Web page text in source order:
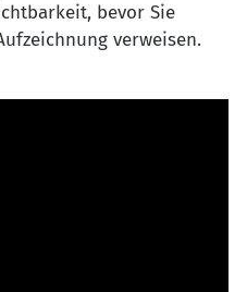
bevor Sie
verweisen.